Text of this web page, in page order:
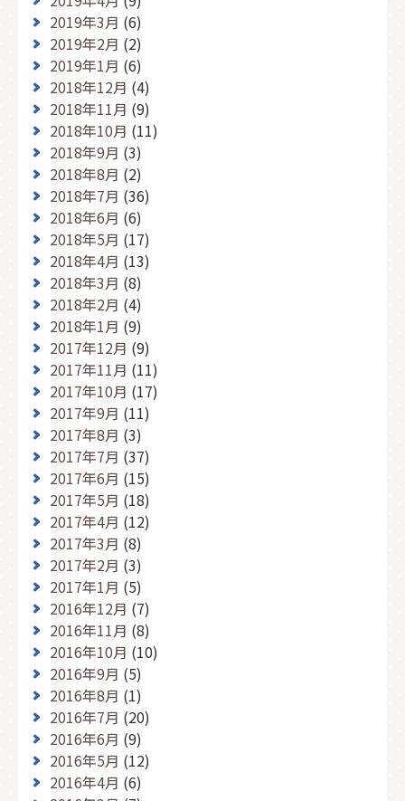
2019年3月 (6)
2019年2月 (2)
2019年1月 (6)
2018年12月 (4)
2018年11月 (9)
2018年10月 (11)
2018年9月 (3)
2018年8月 (2)
2018年7月 (36)
2018年6月 (6)
2018年5月 (17)
2018年4月 (13)
2018年3月 (8)
2018年2月 (4)
2018年1月 (9)
2017年12月 (9)
2017年11月 (11)
2017年10月 (17)
2017年9月 (11)
2017年8月 (3)
2017年7月 (37)
2017年6月 (15)
2017年5月 (18)
2017年4月 (12)
2017年3月 (8)
2017年2月 (3)
2017年1月 (5)
2016年12月 (7)
2016年11月 (8)
2016年10月 (10)
2016年9月 (5)
2016年8月 (1)
2016年7月 (20)
2016年6月 (9)
2016年5月 (12)
2016年4月 (6)